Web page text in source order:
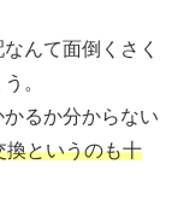
んて面倒くさく
。
るか分からない
換というのも十